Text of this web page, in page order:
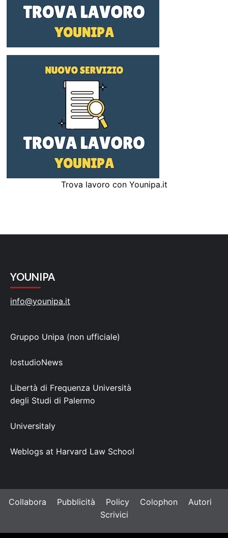
Trova lavoro con Younipa.it
YOUNIPA
info@younipa.it
Gruppo Unipa (non ufficiale)
IostudioNews
Libertà di Frequenza Università
degli Studi di Palermo
Universitaly
Weblogs at Harvard Law School
Collabora Pubblicità Policy Colophon
Autori
Scrivici